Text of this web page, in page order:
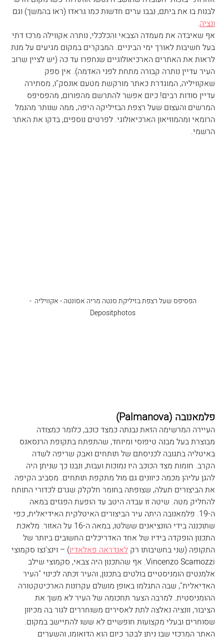
לבנות בו את ביתם, נבבו ערים חדשות כמו גראדו (ראו בהמשך) וגם
ונציה.
אף שאיבדה את מעמדה הצבאי והכלכלי, נותרה אקווילה מרכז דתי
בעל חשיבות לאורך ימי הביניים. המבקרים במקום מגיעים על מנת
לראות את האתרים הארכיאולוגיים שנחפרו עד כה (יש לציין שרוב
העיר עדיין נותרה קבורה מתחת לפני האדמה). אין ספק
שאקוויליה, המוגדרת כאתר מורקשת מטעם אונסק"ו, מסתירה
עדיין סודות רבים! כיום אפשר להתרשם מהפורום, מהפסיפס
המרשים והעצום שעל רצפת הבזיליקה היפה, ממה שנותר מהנמל
הרומאי ומהמוזיאון הארכיאולוגי. לפרטים נוספים, בדקו את האתר
הרשמי.
הפסיפס שעל רצפת בזיליקת סנטה מריה אסונטה - אקוויליה  -
Depositphotos
פלמאנובה (Palmanova )
העיירה המרשימה הזאת נבנתה כמצד כוכב, כלומר כמצודה
מבוצרת בעל מבנה טיפוסי ומיוחד, שהתפתח בתקופת הרנסאנס
באיטליה בתגובה לכניסתם של תותחים ואבק שריפה לשדה
הקרב. חומות מצד הכוכב היו נמוכות ועבות, ונבנו כך שניתן היה
להגן עליהן מכמה כיוונים גם מול מתקפת תותחים. מסביב הקיפה
את הביצורים תעלה, שצופתה בחומר חלקלק שגרם לכדורי התותח
להחליק מטה. שיטה זו עבדה היטב עד הופעת הפגזים במאה
ה-19. פלמאנובה היתה עיר הביצורים האיטלקית האידיאלית, כפי
שתוכננה בידי הוונציאנים ששלטו, במאה ה-16 על האזור. מלאכת
התכנון הופקדה בידיו של אחד האדריכלים החשובים ביותר של
התקופה (שני בחשיבותו רק לאנדראה פאלאדיו) – וינצ'נצו סקמוצי
Vincenzo Scamozzi. אף שהתכנון היה צבאי, סקמוצי שילב
אלמנטים הומניסטיים בולטים בתכנון, והעיר זכתה לכינוי "העיר
האדיאלית", שבה התגלמו באופן מושלם עקרונות הארכיטקטורה
ההומניסטית. למרבה הצער תחכומה של העיר לא משך את
הציבור, וונציה נאלצה לתת לאסירים משוחררים לגור בה מכיוון
שסוחרים ובעלי מקצועות חופשיים לא ששו להתיישב במקום.
האתר המרכזי שבו ניתן לבקר כיום הוא הדואומו, והשערים